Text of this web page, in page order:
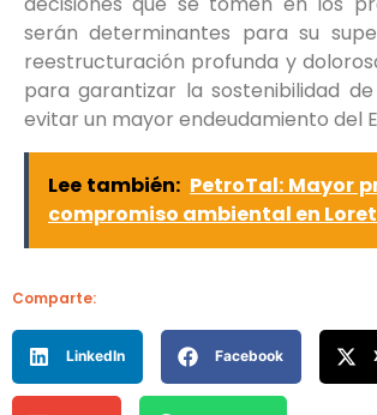
serán determinantes para su
reestructuración profunda y
para garantizar la sostenibilidad
evitar un mayor endeudamiento del
Lee también: PetroTal: Mayor
compromiso ambiental en
Comparte:
LinkedIn Facebook